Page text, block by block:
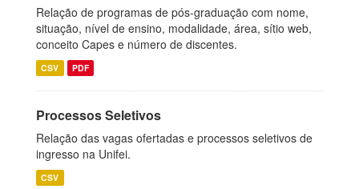
Relação de programas de pós-graduação com nome,
situação, nível de ensino, modalidade, área, sítio web,
conceito Capes e número de discentes.
CSV PDF
Processos Seletivos
Relação das vagas ofertadas e processos seletivos de
ingresso na Unifei.
CSV